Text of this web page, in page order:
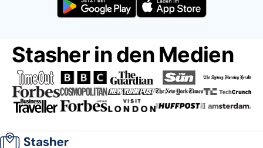
Stasher in den Medien